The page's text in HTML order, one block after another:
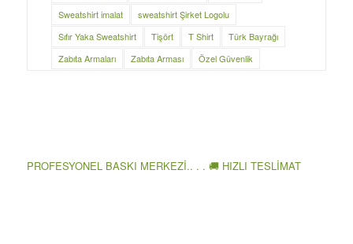
Sweatshirt imalat
sweatshirt Şirket Logolu
Sıfır Yaka Sweatshirt
Tişört T Shirt
Türk Bayrağı
Zabıta Armaları
Zabıta Arması Özel Güvenlik
PROFESYONEL BASKI MERKEZİ.. . . 🚚 HIZLI TESLİMAT